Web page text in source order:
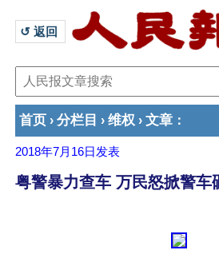
↺ 返回
首页 › 分栏目 › 维权 › 文章 ：
2018年7月16日 发表
粤警暴力查车 万民怒掀警车